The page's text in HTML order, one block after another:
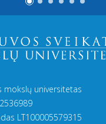
mokslų universitetas
LT100005579315